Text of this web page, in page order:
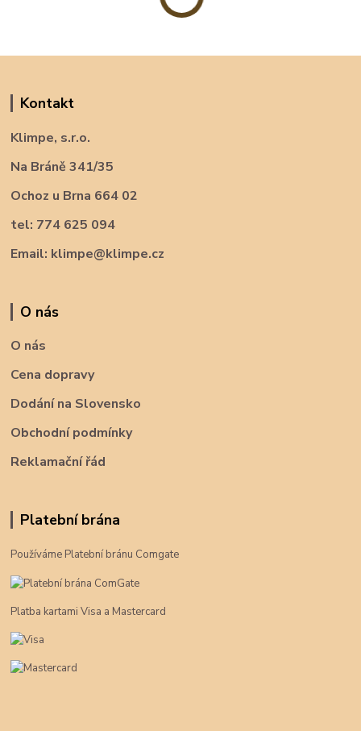
Kontakt
Klimpe, s.r.o.
Na Bráně 341/35
Ochoz u Brna 664 02
tel: 774 625 094
Email: klimpe@klimpe.cz
O nás
O nás
Cena dopravy
Dodání na Slovensko
Obchodní podmínky
Reklamační řád
Platební brána
Používáme Platební bránu Comgate
Platba kartami Visa a Mastercard